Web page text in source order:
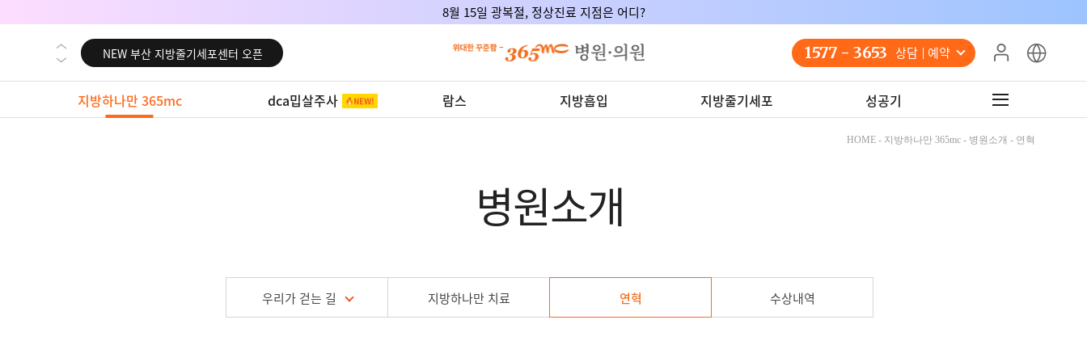
8월 15일 광복절, 정상진료 지점은 어디?
NEW 부산 지방줄기세포센터 오픈
NEW 영등포 지방줄기세포센터 오픈
NEW 교대 지방줄기세포센터 오픈
NEW 대전 지방줄기세포센터 오픈
1577 - 3653 상담 예약
지방하나만 365mc dca밉살주사 람스 지방흡입 지방줄기세포 성공기
HOME - 지방하나만 365mc - 병원소개 - 연혁
병원소개
우리가 걷는 길 지방하나만 치료 연혁 수상내역